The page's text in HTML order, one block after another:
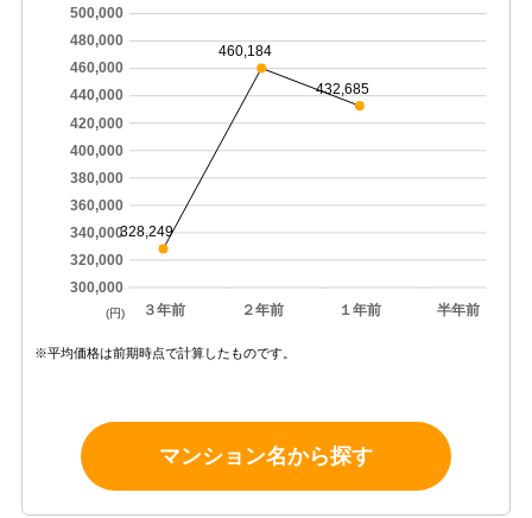
３年前 ２年前 １年前 半年前
300,000
320,000
340,000
360,000
380,000
400,000
420,000
440,000
460,000
480,000
500,000
328,249
460,184
432,685
(円)
※平均価格は前期時点で計算したものです。
マンション名から探す